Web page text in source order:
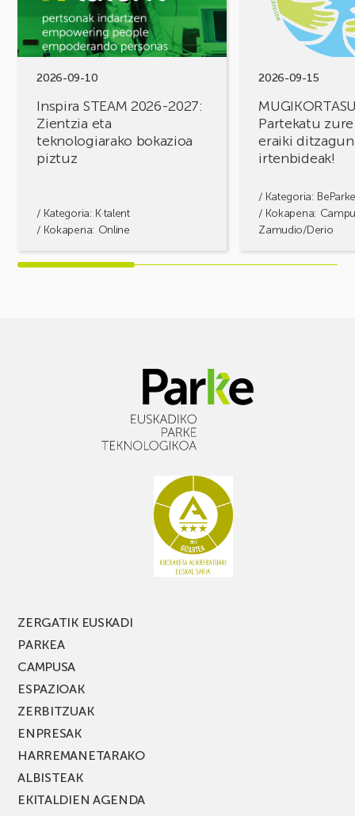
2026-09-10
Inspira STEAM 2026-2027:
Zientzia eta
teknologiarako bokazioa
piztuz
/ Kategoria: K·talent
/ Kokapena: Online
Zientzia
eta
teknologiarako
bokazioa
2026-09-15
Partekatu
eraiki ditzagun
irtenbideak!
/ Kategoria:
/ Kokapena:
Zamudio/Derio
erronkak,
irtenbideak!
ZERGATIK EUSKADI
PARKEA
CAMPUSA
ESPAZIOAK
ZERBITZUAK
ENPRESAK
HARREMANETARAKO
ALBISTEAK
EKITALDIEN AGENDA